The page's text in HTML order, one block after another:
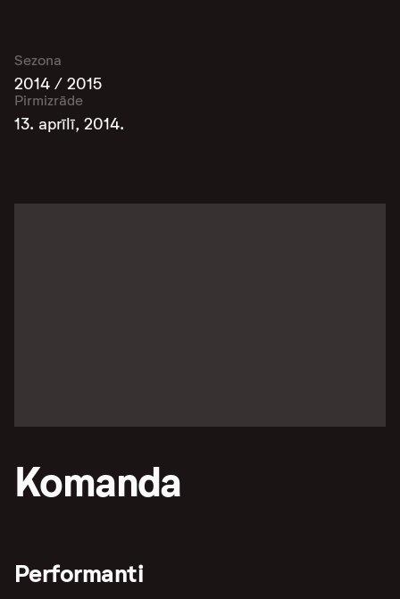
Sezona
2014 / 2015
Pirmizrāde
13. aprīlī, 2014.
Komanda
Performanti